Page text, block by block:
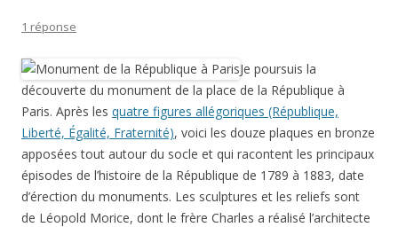
1 réponse
Je poursuis la
découverte du monument de la place de la République à
Paris. Après les quatre figures allégoriques (République,
Liberté, Égalité, Fraternité), voici les douze plaques en bronze
apposées tout autour du socle et qui racontent les principaux
épisodes de l’histoire de la République de 1789 à 1883, date
d’érection du monuments. Les sculptures et les reliefs sont
de Léopold Morice, dont le frère Charles a réalisé l’architecte